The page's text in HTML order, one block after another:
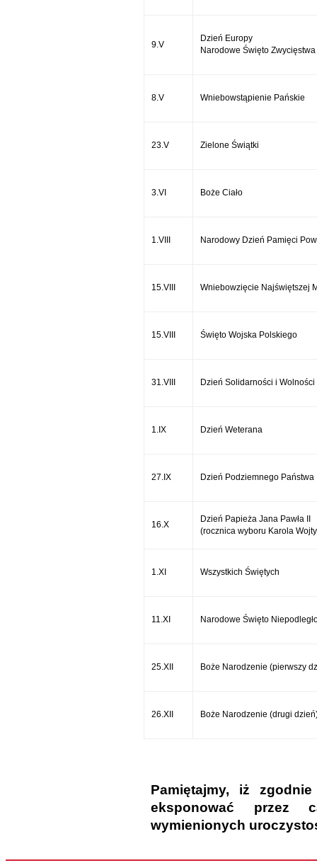
9.V
Dzień Europy
Narodowe Święto
8.V Wniebowstąpienie Pańskie
23.V Zielone Świątki
3.VI Boże Ciało
1.VIII Narodowy Dzień Pamięci
15.VIII Wniebowzięcie Najświętszej
15.VIII Święto Wojska Polskiego
31.VIII Dzień Solidarności i Wolności
1.IX Dzień Weterana
27.IX Dzień Podziemnego Państwa
16.X
Dzień Papieża Jana Pawła II
(rocznica wyboru Karola
1.XI Wszystkich Świętych
11.XI Narodowe Święto
25.XII Boże Narodzenie (pierwszy
26.XII Boże Narodzenie (drugi
Pamiętajmy, iż
eksponować przez
wymienionych